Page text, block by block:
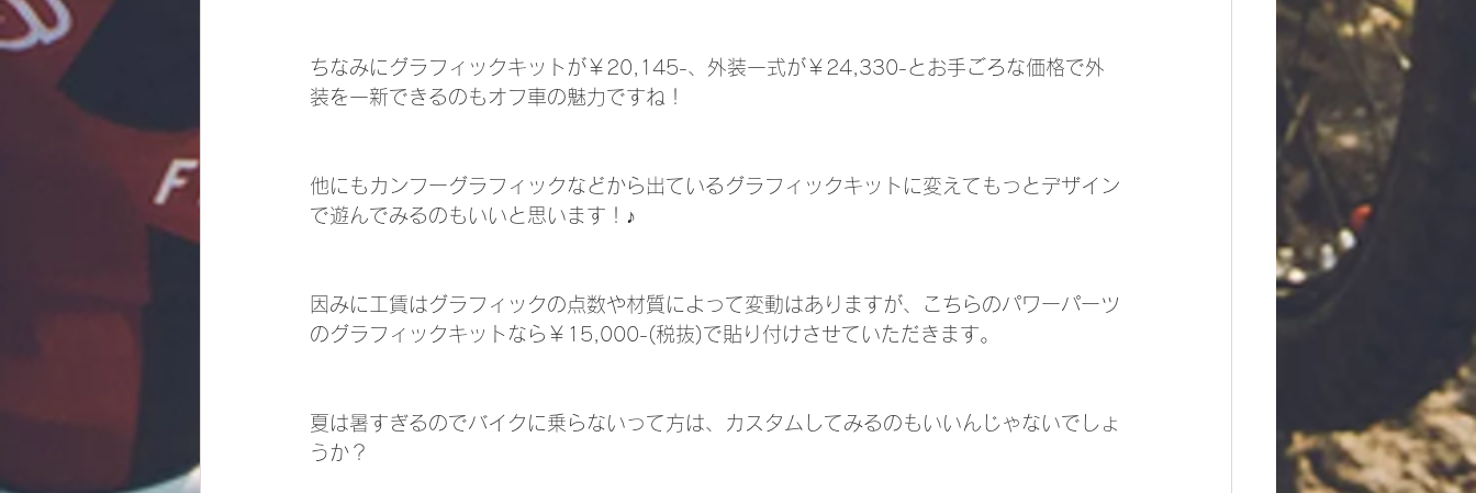
ちなみにグラフィックキットが￥20,145-、外装一式が￥24,330-とお手ごろな価格で外
装を一新できるのもオフ車の魅力ですね！
他にもカンフーグラフィックなどから出ているグラフィックキットに変えてもっとデザイン
で遊んでみるのもいいと思います！♪
因みに工賃はグラフィックの点数や材質によって変動はありますが、こちらのパワーパーツ
のグラフィックキットなら￥15,000-(税抜)で貼り付けさせていただきます。
夏は暑すぎるのでバイクに乗らないって方は、カスタムしてみるのもいいんじゃないでしょ
うか？